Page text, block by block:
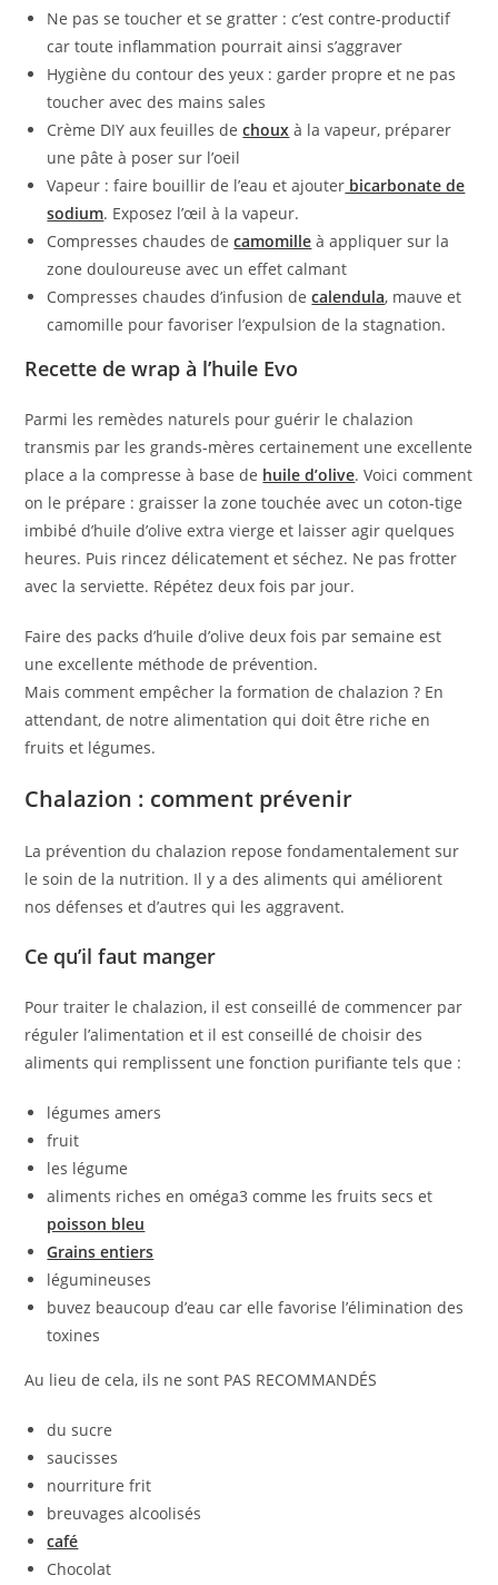
Ne pas se toucher et se gratter : c’est contre-productif
car toute inflammation pourrait ainsi s’aggraver
Hygiène du contour des yeux : garder propre et ne pas
toucher avec des mains sales
Crème DIY aux feuilles dechoux à la vapeur, préparer
une pâte à poser sur l’oeil
Vapeur : faire bouillir de l’eau et ajouter bicarbonate de
sodium. Exposez l’œil à la vapeur.
Compresses chaudes decamomille à appliquer sur la
zone douloureuse avec un effet calmant
Compresses chaudes d’infusion decalendula, mauve et
camomille pour favoriser l’expulsion de la stagnation.
Recette de wrap à l’huile Evo
Parmi les remèdes naturels pour guérir le chalazion
transmis par les grands-mères certainement une excellente
place a la compresse à base de huile d’olive. Voici comment
on le prépare : graisser la zone touchée avec un coton-tige
imbibé d’huile d’olive extra vierge et laisser agir quelques
heures. Puis rincez délicatement et séchez. Ne pas frotter
avec la serviette. Répétez deux fois par jour.
Faire des packs d’huile d’olive deux fois par semaine est
une excellente méthode de prévention.
Mais comment empêcher la formation de chalazion ? En
attendant, de notre alimentation qui doit être riche en
fruits et légumes.
Chalazion : comment prévenir
La prévention du chalazion repose fondamentalement sur
le soin de la nutrition. Il y a des aliments qui améliorent
nos défenses et d’autres qui les aggravent.
Ce qu’il faut manger
Pour traiter le chalazion, il est conseillé de commencer par
réguler l’alimentation et il est conseillé de choisir des
aliments qui remplissent une fonction purifiante tels que :
légumes amers
fruit
les légume
aliments riches en oméga3 comme les fruits secs et
poisson bleu
Grains entiers
légumineuses
buvez beaucoup d’eau car elle favorise l’élimination des
toxines
Au lieu de cela, ils ne sont PAS RECOMMANDÉS
du sucre
saucisses
nourriture frit
breuvages alcoolisés
café
Chocolat